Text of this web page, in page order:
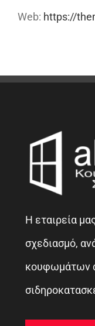
Web: https://
Η εταιρεία
σχεδιασμό,
κουφωμάτων